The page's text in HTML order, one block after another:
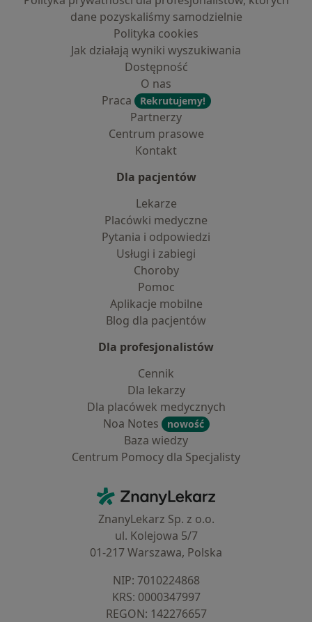
dane pozyskaliśmy samodzielnie
Polityka cookies
Jak działają wyniki wyszukiwania
Dostępność
O nas
Praca
Rekrutujemy!
Partnerzy
Centrum prasowe
Kontakt
Dla pacjentów
Lekarze
Placówki medyczne
Pytania i odpowiedzi
Usługi i zabiegi
Choroby
Pomoc
Aplikacje mobilne
Blog dla pacjentów
Dla profesjonalistów
Cennik
Dla lekarzy
Dla placówek medycznych
Noa Notes
nowość
Baza wiedzy
Centrum Pomocy dla Specjalisty
ZnanyLekarz - Strona główna
ZnanyLekarz Sp. z o.o.
ul. Kolejowa 5/7
01-217 Warszawa, Polska
NIP: ⁠7010224868
KRS: ⁠0000347997
REGON: ⁠142276657